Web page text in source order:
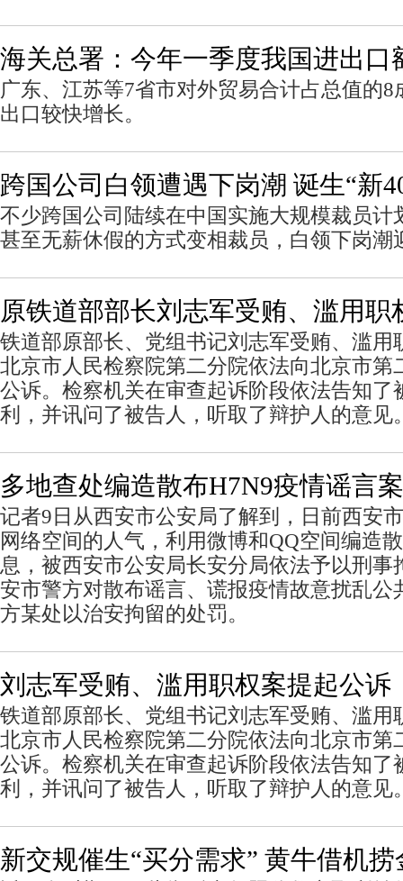
海关总署：今年一季度我国进出口
广东、江苏等7省市对外贸易合计占总值的
出口较快增长。
跨国公司白领遭遇下岗潮 诞生“新
不少跨国公司陆续在中国实施大规模裁员计
甚至无薪休假的方式变相裁员，白领下岗潮
原铁道部部长刘志军受贿、滥用职
铁道部原部长、党组书记刘志军受贿、滥用
北京市人民检察院第二分院依法向北京市第
公诉。检察机关在审查起诉阶段依法告知了
利，并讯问了被告人，听取了辩护人的意见
多地查处编造散布H7N9疫情谣言
记者9日从西安市公安局了解到，日前西安
网络空间的人气，利用微博和QQ空间编造
息，被西安市公安局长安分局依法予以刑事
安市警方对散布谣言、谎报疫情故意扰乱公
方某处以治安拘留的处罚。
刘志军受贿、滥用职权案提起公诉
铁道部原部长、党组书记刘志军受贿、滥用
北京市人民检察院第二分院依法向北京市第
公诉。检察机关在审查起诉阶段依法告知了
利，并讯问了被告人，听取了辩护人的意见
新交规催生“买分需求” 黄牛借机